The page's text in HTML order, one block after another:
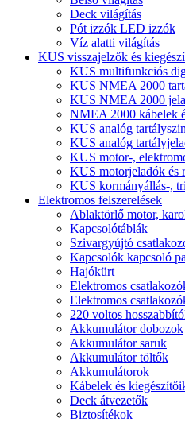
Deck világítás
Pót izzók LED izzók
Víz alatti világítás
KUS visszajelzők és
KUS multifunkciós
KUS NMEA 2000
KUS NMEA 2000
NMEA 2000 kábelek
KUS analóg
KUS analóg
KUS motor-,
KUS motorjeladók és
KUS kormányállás-,
Elektromos felszerelések
Ablaktörlő motor,
Kapcsolótáblák
Szivargyújtó
Kapcsolók kapcsoló
Hajókürt
Elektromos
Elektromos
220 voltos
Akkumulátor dobozok
Akkumulátor saruk
Akkumulátor töltők
Akkumulátorok
Kábelek és
Deck átvezetők
Biztosítékok